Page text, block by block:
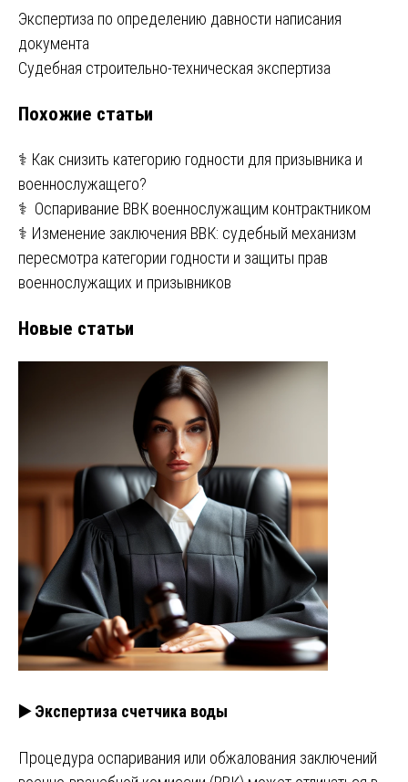
Навигация
по
Экспертиза по определению давности написания
документа
Судебная строительно-техническая экспертиза
Похожие статьи
⚕️ Как снизить категорию годности для призывника и
военнослужащего?
⚕️ Оспаривание ВВК военнослужащим контрактником
⚕️ Изменение заключения ВВК: судебный механизм
пересмотра категории годности и защиты прав
военнослужащих и призывников
Новые статьи
▶️ Экспертиза счетчика воды
Процедура оспаривания или обжалования заключений